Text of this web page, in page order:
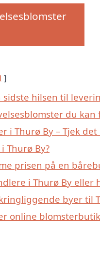
hilsen til
du kan
i Thurø By – Tjek
Thurø By?
prisen på en
i Thurø By eller
byer til
online